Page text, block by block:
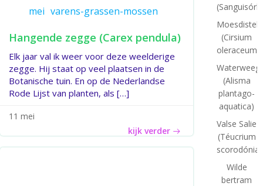
mei varens-grassen-mossen
Hangende zegge (Carex pendula)
Elk jaar val ik weer voor deze weelderige
zegge. Hij staat op veel plaatsen in de
Botanische tuin. En op de Nederlandse
Rode Lijst van planten, als […]
11 mei
kijk verder
Moesdistel
(Cirsium
oleraceum)
(Alisma
plantago-
aquatica)
Valse Salie
(Téucrium
scorodónia)
Wilde
bertram